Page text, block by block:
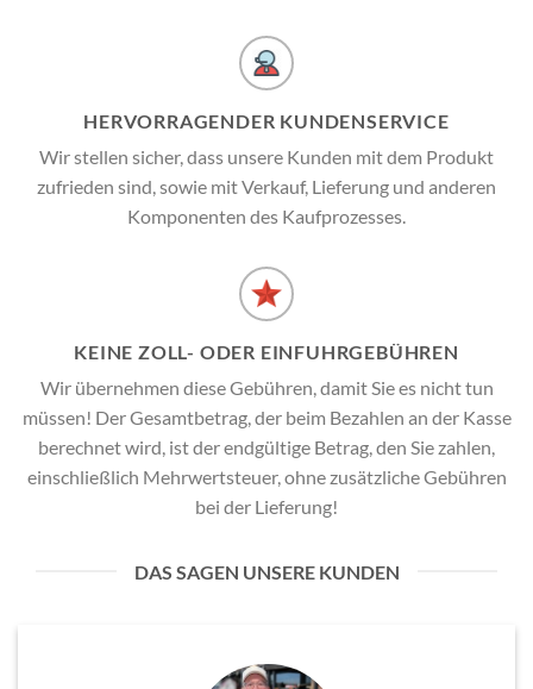
HERVORRAGENDER KUNDENSERVICE
Wir stellen sicher, dass unsere Kunden mit dem Produkt
zufrieden sind, sowie mit Verkauf, Lieferung und anderen
Komponenten des Kaufprozesses.
KEINE ZOLL- ODER EINFUHRGEBÜHREN
Wir übernehmen diese Gebühren, damit Sie es nicht tun
müssen! Der Gesamtbetrag, der beim Bezahlen an der Kasse
berechnet wird, ist der endgültige Betrag, den Sie zahlen,
einschließlich Mehrwertsteuer, ohne zusätzliche Gebühren
bei der Lieferung!
DAS SAGEN UNSERE KUNDEN